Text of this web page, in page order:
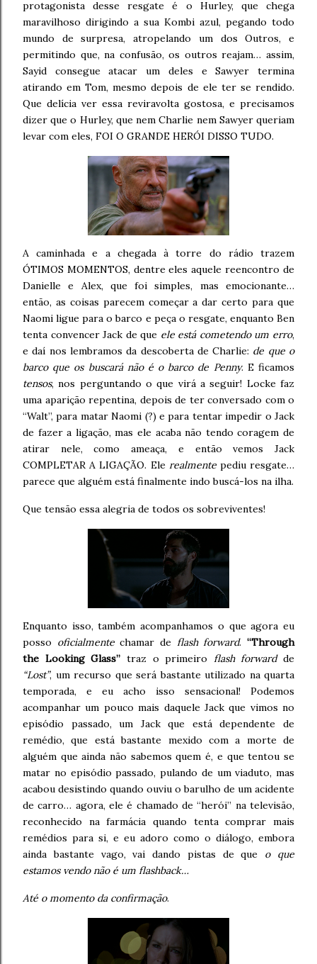
protagonista desse resgate é o Hurley, que chega
maravilhoso dirigindo a sua Kombi azul, pegando todo
mundo de surpresa, atropelando um dos Outros, e
permitindo que, na confusão, os outros reajam… assim,
Sayid consegue atacar um deles e Sawyer termina
atirando em Tom, mesmo depois de ele ter se rendido.
Que delícia ver essa reviravolta gostosa, e precisamos
dizer que o Hurley, que nem Charlie nem Sawyer queriam
levar com eles, FOI O GRANDE HERÓI DISSO TUDO.
A caminhada e a chegada à torre do rádio trazem
ÓTIMOS MOMENTOS, dentre eles aquele reencontro de
Danielle e Alex, que foi simples, mas emocionante…
então, as coisas parecem começar a dar certo para que
Naomi ligue para o barco e peça o resgate, enquanto Ben
tenta convencer Jack de que ele está cometendo um erro,
e daí nos lembramos da descoberta de Charlie: de que o
barco que os buscará não é o barco de Penny. E ficamos
tensos, nos perguntando o que virá a seguir! Locke faz
uma aparição repentina, depois de ter conversado com o
“Walt”, para matar Naomi (?) e para tentar impedir o Jack
de fazer a ligação, mas ele acaba não tendo coragem de
atirar nele, como ameaça, e então vemos Jack
COMPLETAR A LIGAÇÃO. Ele realmentepediu resgate…
parece que alguém está finalmente indo buscá-los na ilha.
Que tensão essa alegria de todos os sobreviventes!
Enquanto isso, também acompanhamos o que agora eu
posso oficialmentechamar de flash forward.“Through
the Looking Glass” traz o primeiro flash forwardde
“Lost”, um recurso que será bastante utilizado na quarta
temporada, e eu acho isso sensacional! Podemos
acompanhar um pouco mais daquele Jack que vimos no
episódio passado, um Jack que está dependente de
remédio, que está bastante mexido com a morte de
alguém que ainda não sabemos quem é, e que tentou se
matar no episódio passado, pulando de um viaduto, mas
acabou desistindo quando ouviu o barulho de um acidente
de carro… agora, ele é chamado de “herói” na televisão,
reconhecido na farmácia quando tenta comprar mais
remédios para si, e eu adoro como o diálogo, embora
ainda bastante vago, vai dando pistas de que o que
estamos vendo não é um flashback…
Até o momento da confirmação.